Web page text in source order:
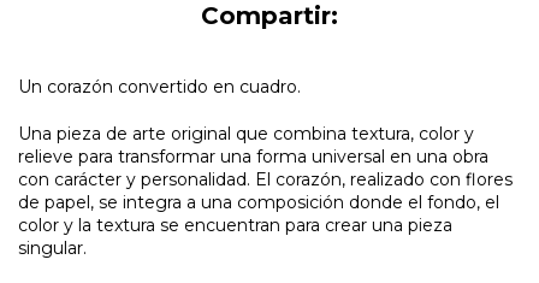
Compartir:
Un corazón convertido en cuadro.
Una pieza de arte original que combina textura, color y
relieve para transformar una forma universal en una obra
con carácter y personalidad. El corazón, realizado con flores
de papel, se integra a una composición donde el fondo, el
color y la textura se encuentran para crear una pieza
singular.